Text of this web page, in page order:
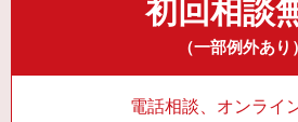
初回相談
（一部例外あり）
電話相談、オンライ